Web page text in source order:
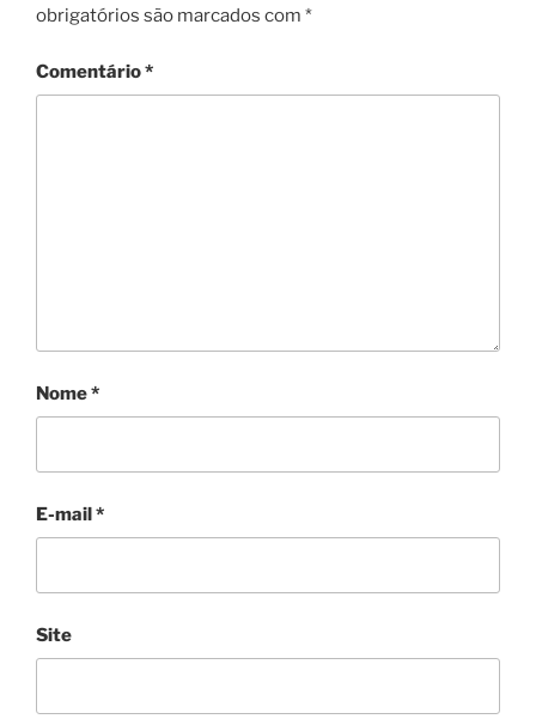
obrigatórios são marcados com *
Comentário*
Nome*
E-mail*
Site